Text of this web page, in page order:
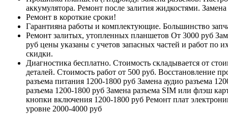
аккумулятора. Ремонт после залития жидкостями.
Ремонт в короткие сроки!
Гарантияна работы и комплектующие. Большинство
Ремонт залитых, утопленных планшетов От 3000 руб
руб цены указаны с учетов запасных частей и работ по
скидки.
Диагностика бесплатно. Стоимость складывается от
деталей. Стоимость работ от 500 руб. Восстановление
разъема питания 1200-1800 руб Замена аудио разъема
разъема 1200-1800 руб Замена разъема SIM или флэш
кнопки включения 1200-1800 руб Ремонт плат
уровне 2000-4000 руб